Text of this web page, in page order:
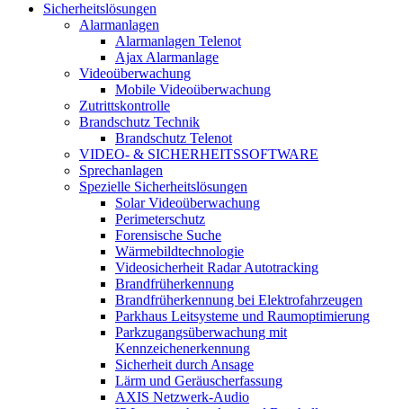
Sicherheitslösungen
Alarmanlagen
Alarmanlagen Telenot
Ajax Alarmanlage
Videoüberwachung
Mobile Videoüberwachung
Zutrittskontrolle
Brandschutz Technik
Brandschutz Telenot
VIDEO- & SICHERHEITSSOFTWARE
Sprechanlagen
Spezielle Sicherheitslösungen
Solar Videoüberwachung
Perimeterschutz
Forensische Suche
Wärmebildtechnologie
Videosicherheit Radar Autotracking​
Brandfrüherkennung
Brandfrüherkennung bei Elektrofahrzeugen
Parkhaus Leitsysteme und Raumoptimierung
Parkzugangsüberwachung mit
Kennzeichenerkennung
Sicherheit durch Ansage
Lärm und Geräuscherfassung
AXIS Netzwerk-Audio